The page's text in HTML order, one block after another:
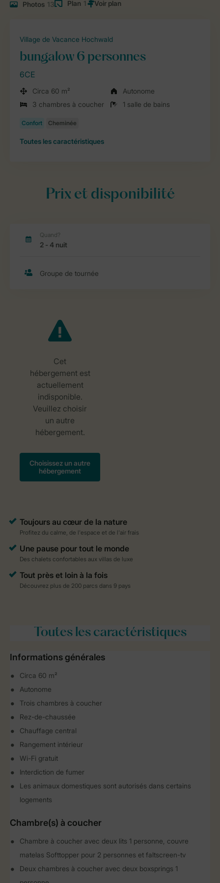
Photos 13 Plan 1
Village de Vacance Hochwald
bungalow 6 personnes
6CE
Circa 60 m²
Autonome
3 chambres à coucher
1 salle de bains
Toutes les caractéristiques
Prix et disponibilité
Toutesles caractéristiques
Informations générales
Circa 60 m²
Autonome
Trois chambres à coucher
Rez-de-chaussée
Chauffage central
Rangement intérieur
Wi-Fi gratuit
Interdiction de fumer
Les animaux domestiques sont autorisés dans certains
logements
Chambre(s) à coucher
Chambre à coucher avec deux lits 1 personne, couvre
matelas Softtopper pour 2 personnes et faltscreen-tv
Deux chambres à coucher avec deux boxsprings 1